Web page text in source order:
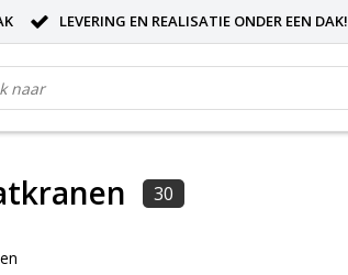
LEVERING EN REALISATIE ONDER EEN DAK!
30